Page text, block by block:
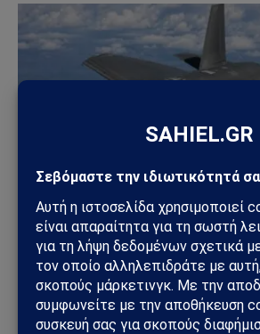
ΓΕΩΣΤΡΑΤΗΓΙΚΉ
ΗΠΑ: «Όχι» στην επιστροφή της
35 – Η επιστολή προς το
το αδιέξοδο με τους S-400
25/07/2026